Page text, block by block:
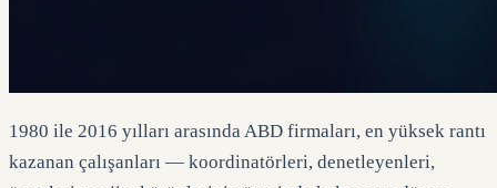
1980 ile 2016 yılları arasında ABD firmaları, en yüksek rantı
kazanan çalışanları — koordinatörleri, denetleyenleri,